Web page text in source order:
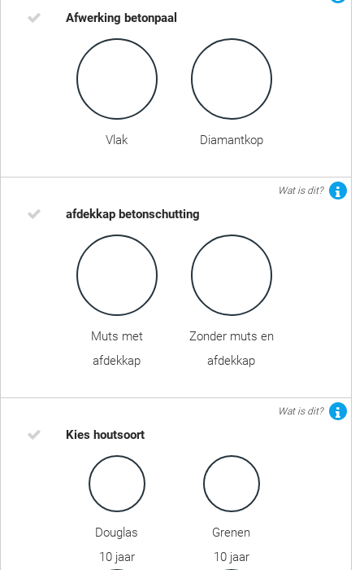
Afwerking betonpaal
Vlak Diamantkop
Wat is dit?
afdekkap betonschutting
Muts met
afdekkap
Zonder muts en
afdekkap
Wat is dit?
Kies houtsoort
Douglas
10 jaar
Grenen
10 jaar